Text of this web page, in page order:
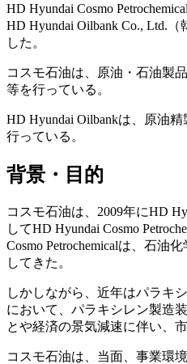
HD Hyundai Cosmo
HD Hyundai Oilbank Co., Ltd.
した。
コスモ石油は、原油・石油製
等を行っている。
HD Hyundai Oilbankは、原油
行っている。
背景・目的
コスモ石油は、2009年にHD
してHD Hyundai Cosmo
Cosmo Petrochemicalは、石油
してきた。
しかしながら、近年はパラキ
において、パラキシレン製造
とや経済の景気減速に伴い、
コスモ石油は、当面、事業環